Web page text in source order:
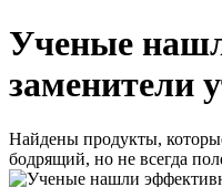
Ученые
заменители
Найдены продукты,
бодрящий, но не всегда